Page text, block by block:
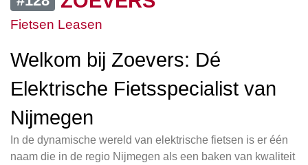
Fietsen Leasen
Welkom bij Zoevers: Dé
Elektrische Fietsspecialist van
Nijmegen
In de dynamische wereld van elektrische fietsen is er één
naam die in de regio Nijmegen als een baken van kwaliteit